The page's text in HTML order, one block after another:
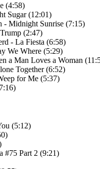
(4:58)
Sugar (12:01)
- Midnight Sunrise (7:15)
(2:47)
- La Fiesta (6:58)
We Where (5:29)
a Man Loves a Woman
Together (6:52)
for Me (5:37)
(5:12)
#75 Part 2 (9:21)